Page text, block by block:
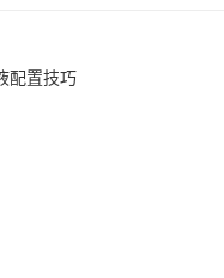
配置技巧